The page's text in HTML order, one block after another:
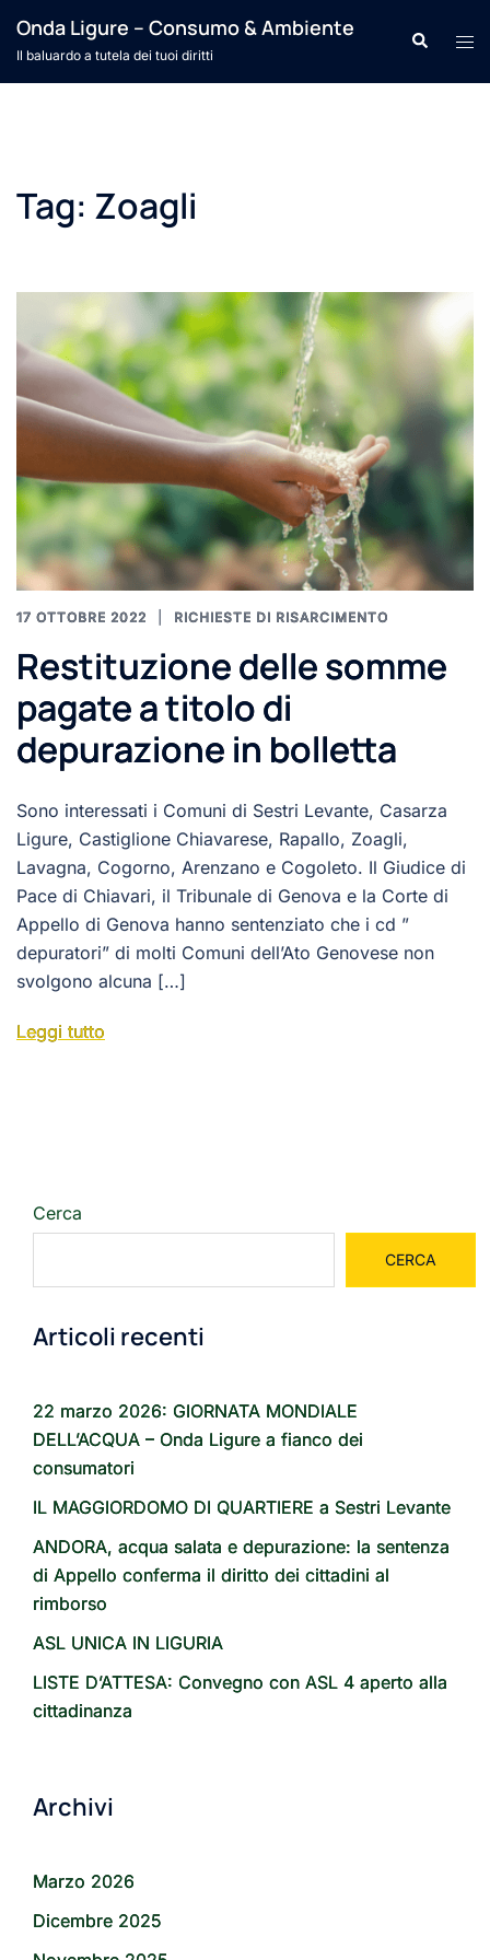
Onda Ligure – Consumo & Ambiente
Il baluardo a tutela dei tuoi diritti
Cerca
Tag: Zoagli
17 OTTOBRE 2022 RICHIESTE DI RISARCIMENTO
Restituzione delle somme
pagate a titolo di
depurazione in bolletta
Sono interessati i Comuni di Sestri Levante, Casarza
Ligure, Castiglione Chiavarese, Rapallo, Zoagli,
Lavagna, Cogorno, Arenzano e Cogoleto. Il Giudice di
Pace di Chiavari, il Tribunale di Genova e la Corte di
Appello di Genova hanno sentenziato che i cd ”
depuratori” di molti Comuni dell’Ato Genovese non
svolgono alcuna […]
Leggi tutto
Cerca
CERCA
Articoli recenti
22 marzo 2026: GIORNATA MONDIALE
DELL’ACQUA – Onda Ligure a fianco dei
consumatori
IL MAGGIORDOMO DI QUARTIERE a Sestri Levante
ANDORA, acqua salata e depurazione: la sentenza
di Appello conferma il diritto dei cittadini al
rimborso
ASL UNICA IN LIGURIA
LISTE D’ATTESA: Convegno con ASL 4 aperto alla
cittadinanza
Archivi
Marzo 2026
Dicembre 2025